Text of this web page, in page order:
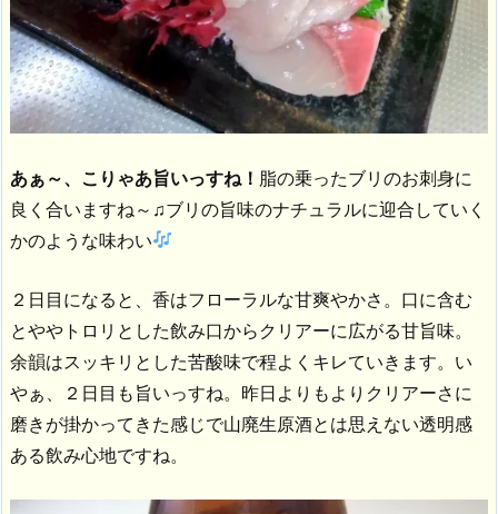
あぁ～、こりゃあ旨いっすね！ 脂の乗ったブリのお刺身に
良く合いますね～♫ブリの旨味のナチュラルに迎合していく
かのような味わい
２日目になると、香はフローラルな甘爽やかさ。口に含む
とややトロリとした飲み口からクリアーに広がる甘旨味。
余韻はスッキリとした苦酸味で程よくキレていきます。い
やぁ、２日目も旨いっすね。昨日よりもよりクリアーさに
磨きが掛かってきた感じで山廃生原酒とは思えない透明感
ある飲み心地ですね。